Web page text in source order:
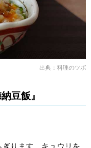
出典： 料理のツボ
豆飯』
ります。キュウリを